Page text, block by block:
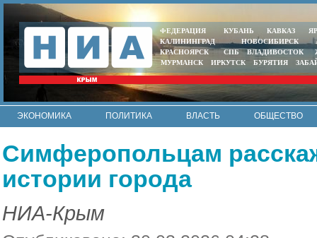
ФЕДЕРАЦИЯ КУБАНЬ КАВКАЗ
КАЛИНИНГРАД
НОВОСИБИРСК
КРАСНОЯРСК
СПБ ВЛАДИВОСТОК
МУРМАНСК
ИРКУТСК БУРЯТИЯ
ЭКОНОМИКА ПОЛИТИКА ВЛАСТЬ
ОБЩЕСТВО
Симферопольцам
истории города
НИА-Крым